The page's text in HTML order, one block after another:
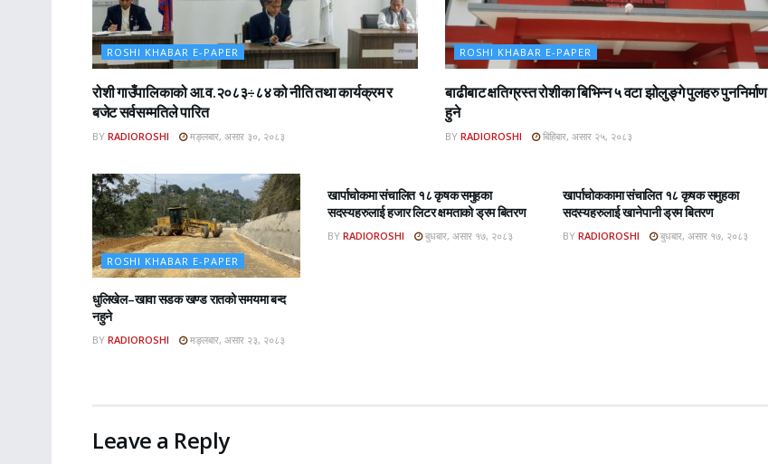
ROSHI KHABAR E-PAPER
रोशी गाउँपालिकाको आ.व.२०८३÷८४ को नीति तथा कार्यक्रम र
बजेट सर्वसम्मतिले पारित
BY RADIOROSHI मङ्लबार, असार ३०, २०८३
ROSHI KHABAR E-PAPER
बाढीबाट क्षतिग्रस्त रोशीका बिभिन्न ५ वटा झोलुङ्गे पुलहरु पुननिर्माण
हुने
BY RADIOROSHI बिहिबार, असार २५, २०८३
ROSHI KHABAR E-PAPER
धुलिखेल–खावा सडक खण्ड रातको समयमा बन्द
नहुने
BY RADIOROSHI मङ्लबार, असार २३, २०८३
खार्पाचोकमा संचालित १८ कृषक समुहका
सदस्यहरुलाई हजार लिटर क्षमताको ड्रम बितरण
BY RADIOROSHI बुधबार, असार १७, २०८३
खार्पाचोककामा संचालित १८ कृषक समुहका
सदस्यहरुलाई खानेपानी ड्रम बितरण
BY RADIOROSHI बुधबार, असार १७, २०८३
Leave a Reply